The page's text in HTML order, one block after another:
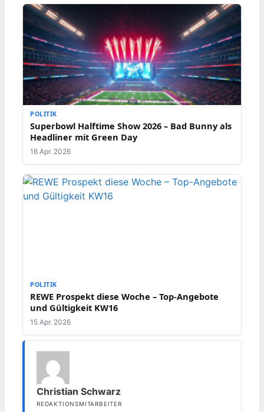
POLITIK
Superbowl Halftime Show 2026 – Bad Bunny als
Headliner mit Green Day
16 Apr. 2026
POLITIK
REWE Prospekt diese Woche – Top-Angebote
und Gültigkeit KW16
15 Apr. 2026
Christian Schwarz
REDAKTIONSMITARBEITER